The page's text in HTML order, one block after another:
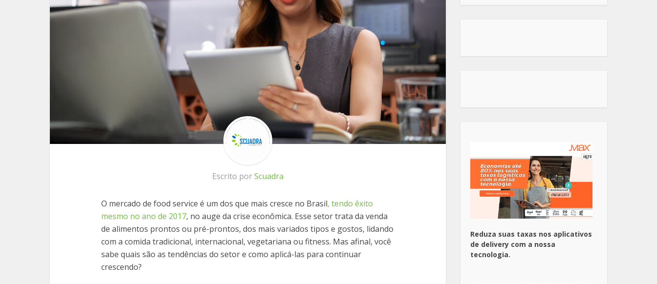
Escrito porScuadra
O mercado de food service é um dos que mais cresce no Brasil, tendo êxito
mesmo no ano de 2017, no auge da crise econômica. Esse setor trata da venda
de alimentos prontos ou pré-prontos, dos mais variados tipos e gostos, lidando
com a comida tradicional, internacional, vegetariana ou fitness. Mas afinal, você
sabe quais são as tendências do setor e como aplicá-las para continuar
crescendo?
Reduza suas taxas nos aplicativos
de delivery com a nossa
tecnologia.